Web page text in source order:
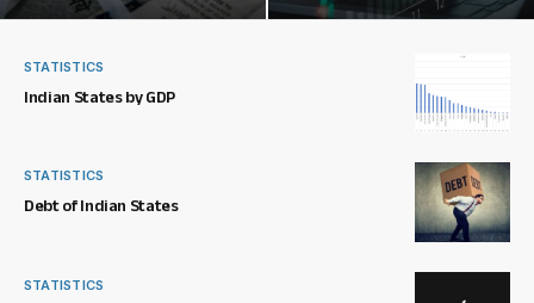
STATISTICS
Indian States by GDP
STATISTICS
Debt of Indian States
STATISTICS